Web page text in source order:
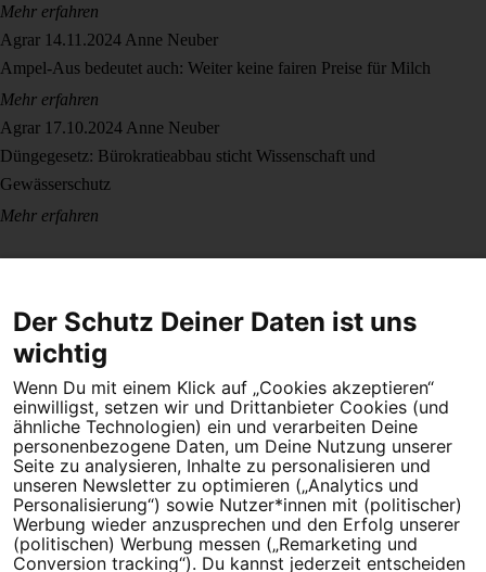
Mehr erfahren
Agrar 14.11.2024 Anne Neuber
Ampel-Aus bedeutet auch: Weiter keine fairen Preise für Milch
Mehr erfahren
Agrar 17.10.2024 Anne Neuber
Düngegesetz: Bürokratieabbau sticht Wissenschaft und
Gewässerschutz
Mehr erfahren
Dein Engagement macht den Unterschied. Schließe Dich 4,5
Millionen Menschen an.
Newsletter bestellen
Der Schutz Deiner Daten ist uns
wichtig
Wenn Du mit einem Klick auf „Cookies akzeptieren“
einwilligst, setzen wir und Drittanbieter Cookies (und
ähnliche Technologien) ein und verarbeiten Deine
personenbezogene Daten, um Deine Nutzung unserer
Seite zu analysieren, Inhalte zu personalisieren und
unseren Newsletter zu optimieren („Analytics und
Personalisierung“) sowie Nutzer*innen mit (politischer)
Werbung wieder anzusprechen und den Erfolg unserer
(politischen) Werbung messen („Remarketing und
Conversion tracking“). Du kannst jederzeit entscheiden